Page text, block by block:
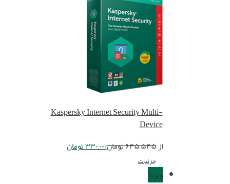
Kaspersky Internet Security Multi-
Device
از۶۴۵,۵۴۵تومان۳۳۰,۰۰۰تومان
جزئیات
ویژه!